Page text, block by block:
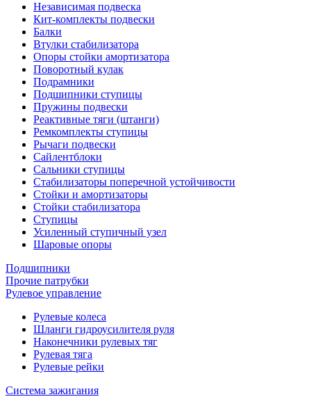
Независимая подвеска
Кит-комплекты подвески
Балки
Втулки стабилизатора
Опоры стойки амортизатора
Поворотный кулак
Подрамники
Подшипники ступицы
Пружины подвески
Реактивные тяги (штанги)
Ремкомплекты ступицы
Рычаги подвески
Сайлентблоки
Сальники ступицы
Стабилизаторы поперечной устойчивости
Стойки и амортизаторы
Стойки стабилизатора
Ступицы
Усиленный ступичный узел
Шаровые опоры
Подшипники
Прочие патрубки
Рулевое управление
Рулевые колеса
Шланги гидроусилителя руля
Наконечники рулевых тяг
Рулевая тяга
Рулевые рейки
Система зажигания